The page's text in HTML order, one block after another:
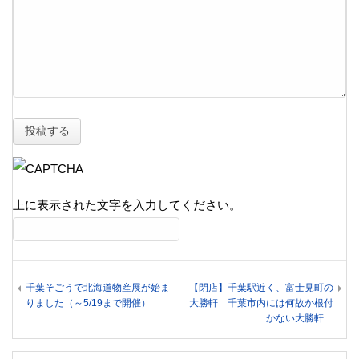
上に表示された文字を入力してください。
千葉そごうで北海道物産展が始ま
りました（～5/19まで開催）
【閉店】千葉駅近く、富士見町の
大勝軒 千葉市内には何故か根付
かない大勝軒…